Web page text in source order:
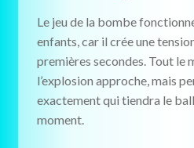
Le jeu de la bombe
enfants, car il crée une
premières secondes. Tout le
l’explosion approche, mais
exactement qui tiendra le
moment.